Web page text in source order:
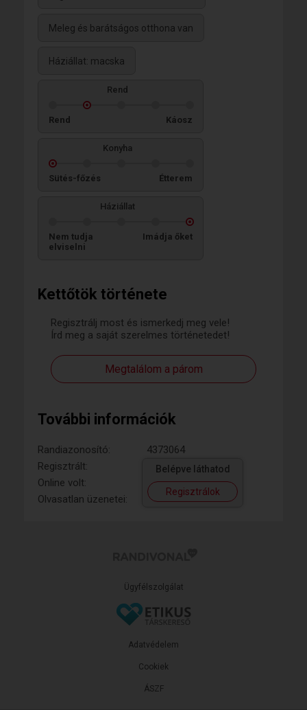
Kettőtök története
Regisztrálj most és ismerkedj meg vele!
Írd meg a saját szerelmes történetedet!
Megtalálom a párom
További információk
Randiazonosító:
4373064
Regisztrált:
Online volt:
Olvasatlan üzenetei:
Belépve láthatod
Regisztrálok
Meleg és barátságos otthona van
Háziállat: macska
Rend
Rend Káosz
Konyha
Sütés-főzés Étterem
Háziállat
Nem tudja
elviselni
Imádja őket
Ügyfélszolgálat
ÁSZF
Adatvédelem
Cookiek